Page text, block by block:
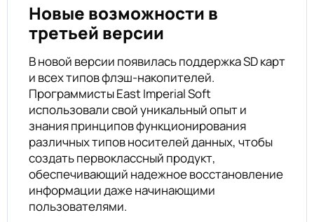
Новые возможности в
третьей версии
В новой версии появилась поддержка SD карт
и всех типов флэш-накопителей.
Программисты East Imperial Soft
использовали свой уникальный опыт и
знания принципов функционирования
различных типов носителей данных, чтобы
создать первоклассный продукт,
обеспечивающий надежное восстановление
информации даже начинающими
пользователями.